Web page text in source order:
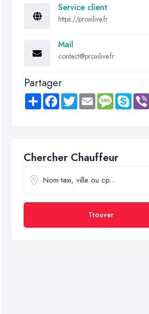
Service client
https://proxilive.fr
Mail
contact@proxilive.fr
Partager
Share FacebookTwitter Email MessageSkype
Chercher Chauffeur
Trouver